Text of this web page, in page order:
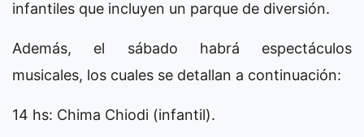
infantiles que incluyen un parque de diversión.
Además, el sábado habrá espectáculos
musicales, los cuales se detallan a continuación:
14 hs: Chima Chiodi (infantil).